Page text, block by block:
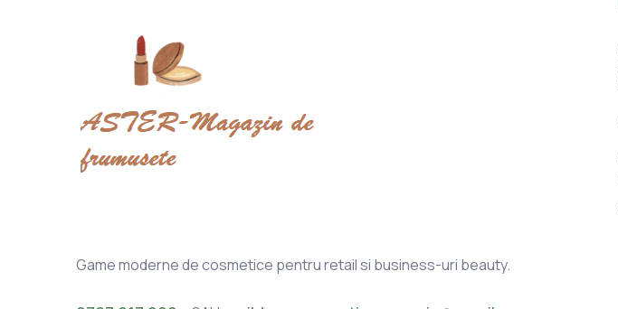
Game moderne de cosmetice pentru retail si business-uri beauty.